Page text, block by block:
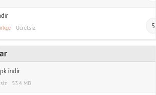
Ücretsiz 5
indir
53.4 MB